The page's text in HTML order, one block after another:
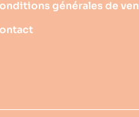
générales de